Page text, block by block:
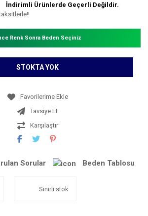
İndirimli Ürünlerde Geçerli Değildir.
Renk Sonra Beden Seçiniz
STOKTA YOK
Tavsiye Et
Karşılaştır
Sorular Beden Tablosu
Sınırlı stok